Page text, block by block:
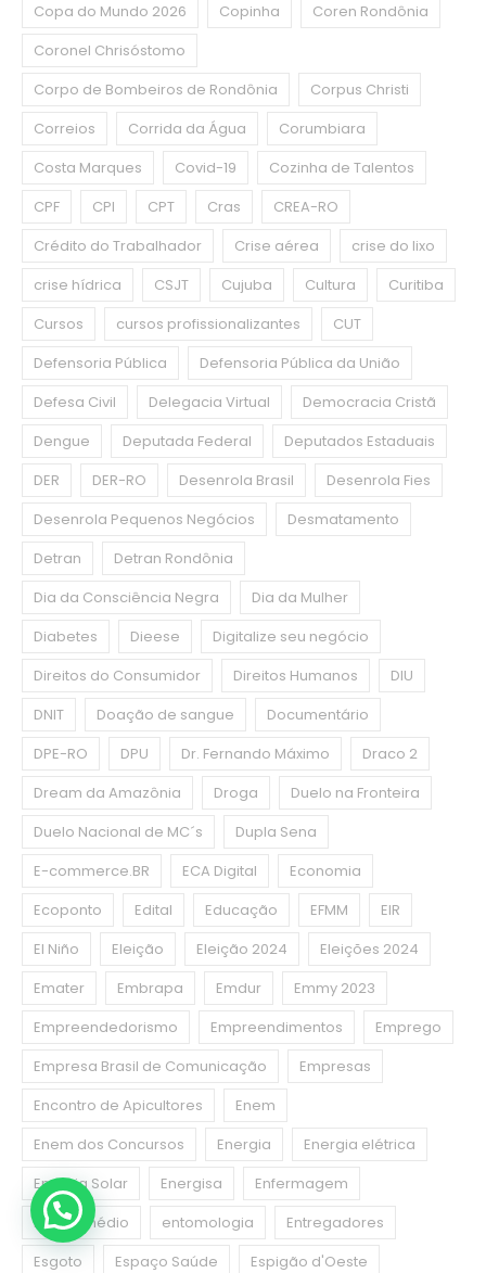
Copa do Mundo 2026
Copinha
Coren Rondônia
Coronel Chrisóstomo
Corpo de Bombeiros de Rondônia
Corpus Christi
Correios
Corrida da Água
Corumbiara
Costa Marques
Covid-19
Cozinha de Talentos
CPF
CPI CPT Cras
CREA-RO
Crédito do Trabalhador
Crise aérea
crise do lixo
crise hídrica
CSJT Cujuba Cultura
Curitiba
Cursos
cursos profissionalizantes
CUT
Defensoria Pública
Defensoria Pública da União
Defesa Civil
Delegacia Virtual
Democracia Cristã
Dengue
Deputada Federal
Deputados Estaduais
DER
DER-RO Desenrola Brasil
Desenrola Fies
Desenrola Pequenos Negócios
Desmatamento
Detran
Detran Rondônia
Dia da Consciência Negra
Dia da Mulher
Diabetes
Dieese
Digitalize seu negócio
Direitos do Consumidor
Direitos Humanos
DIU
DNIT
Doação de sangue
Documentário
DPE-RO
DPU Dr. Fernando Máximo
Draco 2
Dream da Amazônia
Droga
Duelo na Fronteira
Duelo Nacional de MC´s
Dupla Sena
E-commerce.BR
ECA Digital
Economia
Ecoponto
Edital Educação EFMM
EIR
El Niño
Eleição Eleição 2024
Eleições 2024
Emater
Embrapa Emdur
Emmy 2023
Empreendedorismo
Empreendimentos
Emprego
Empresa Brasil de Comunicação
Empresas
Encontro de Apicultores
Enem
Enem dos Concursos
Energia
Energia elétrica
Energia Solar
Energisa
Enfermagem
Ensino médio
entomologia
Entregadores
Esgoto
Espaço Saúde Espigão d'Oeste